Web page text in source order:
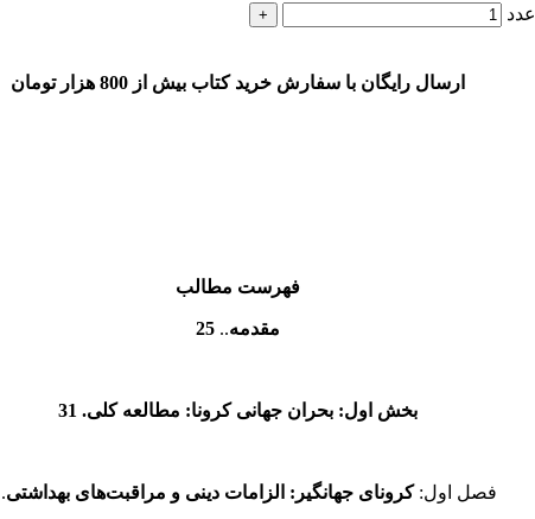
ارسال رایگان با سفارش خرید کتاب بیش از 800 هزار تومان
فهرست مطالب
مقدمه..
25
بخش اول: بحران جهانی کرونا: مطالعه کلی. 31
فصل اول:کرونای جهانگیر: الزامات دینی و مراقبت‌های بهداشتی.